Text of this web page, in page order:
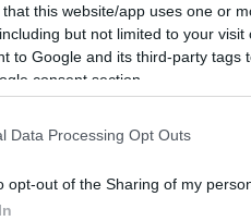
that this website/app uses one or
but not limited to your
to Google and its third-party
consent section.
Data Processing Opt Outs
opt-out of the Sharing of my
επέχει θέση
είναι αποκλειστικά του
την προκήρυξη των
Αγγλικών σε